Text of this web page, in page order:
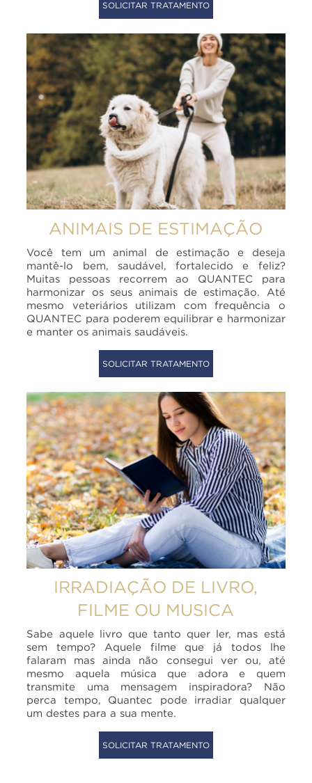
SOLICITAR TRATAMENTO
ANIMAIS DE ESTIMAÇÃO
Você tem um animal de estimação e deseja
mantê-lo bem, saudável, fortalecido e feliz?
Muitas pessoas recorrem ao QUANTEC para
harmonizar os seus animais de estimação. Até
mesmo veteriários utilizam com frequência o
QUANTEC para poderem equilibrar e harmonizar
e manter os animais saudáveis.
SOLICITAR TRATAMENTO
IRRADIAÇÃO DE LIVRO,
FILME OU MUSICA
Sabe aquele livro que tanto quer ler, mas está
sem tempo? Aquele filme que já todos lhe
falaram mas ainda não consegui ver ou, até
mesmo aquela música que adora e quem
transmite uma mensagem inspiradora? Não
perca tempo, Quantec pode irradiar qualquer
um destes para a sua mente.
SOLICITAR TRATAMENTO